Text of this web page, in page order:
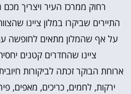
רחוק ממרכז העיר ויצריך מכם
התיירים שביקרו במלון ציינו
על אף שהמלון מתאים לחופשה
ציינו שהחדרים קטנים
ארוחת הבוקר זכתה לביקורות
ירקות, לחמים, כריכים, מאפים,